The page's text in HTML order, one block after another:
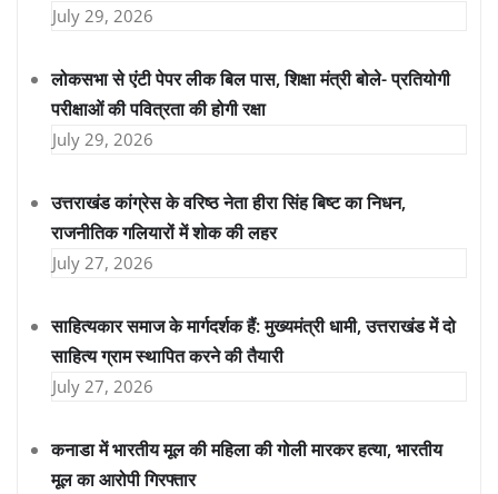
July 29, 2026
लोकसभा से एंटी पेपर लीक बिल पास, शिक्षा मंत्री बोले- प्रतियोगी
परीक्षाओं की पवित्रता की होगी रक्षा
July 29, 2026
उत्तराखंड कांग्रेस के वरिष्ठ नेता हीरा सिंह बिष्ट का निधन,
राजनीतिक गलियारों में शोक की लहर
July 27, 2026
साहित्यकार समाज के मार्गदर्शक हैं: मुख्यमंत्री धामी, उत्तराखंड में दो
साहित्य ग्राम स्थापित करने की तैयारी
July 27, 2026
कनाडा में भारतीय मूल की महिला की गोली मारकर हत्या, भारतीय
मूल का आरोपी गिरफ्तार